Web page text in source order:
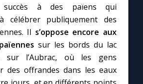
à des païens qui
célébrer publiquement des
Il s’oppose encore aux
sur les bords du lac
sur l’Aubrac, où les gens
des offrandes dans les eaux